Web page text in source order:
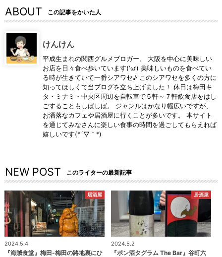
ABOUT この記事をかいた人
けんけん
平成生まれの関西グルメブロガー。 大阪を中心に美味しい
お店を日々食べ歩いています(‘ω’) 美味しいものを食べてい
る時が生きていて一番シアワセ♪ このシアワセを多くの方に
知ってほしくて当ブログを立ち上げました！ 休日は梅田キ
タ・ミナミ・中央区周辺を自転車で５軒～７軒飲食店をはし
ごすることもしばしば。 ジャンルはかなり幅広いですが、
お洒落なカフェや居酒屋に行くことが多いです。 本サイト
を通じてみなさんに楽しい食事の時間を過ごしてもらえれば
嬉しいです(*´▽｀*)
NEW POST このライターの最新記事
居酒屋
2024.5.4
『海賊食堂』梅田-梅田の路地裏にひ
居酒屋
2024.5.2
『ポン酒タグラム The Bar』谷町六